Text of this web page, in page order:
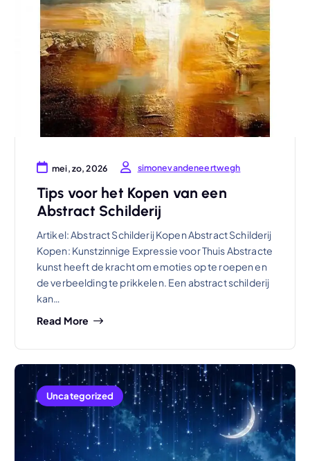
mei, zo, 2026 simonevandeneertwegh
Tips voor het Kopen van een
Abstract Schilderij
Artikel: Abstract Schilderij Kopen Abstract Schilderij
Kopen: Kunstzinnige Expressie voor Thuis Abstracte
kunst heeft de kracht om emoties op te roepen en
de verbeelding te prikkelen. Een abstract schilderij
kan…
Read More
Uncategorized